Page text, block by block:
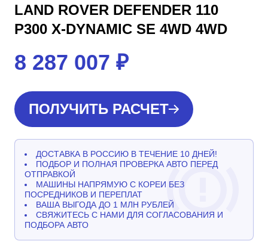
LAND ROVER DEFENDER 110
P300 X-DYNAMIC SE 4WD 4WD
8 287 007 ₽
ПОЛУЧИТЬ РАСЧЕТ
ДОСТАВКА В РОССИЮ В ТЕЧЕНИЕ 10 ДНЕЙ!
ПОДБОР И ПОЛНАЯ ПРОВЕРКА АВТО ПЕРЕД
ОТПРАВКОЙ
МАШИНЫ НАПРЯМУЮ С КОРЕИ БЕЗ
ПОСРЕДНИКОВ И ПЕРЕПЛАТ
ВАША ВЫГОДА ДО 1 МЛН РУБЛЕЙ
СВЯЖИТЕСЬ С НАМИ ДЛЯ СОГЛАСОВАНИЯ И
ПОДБОРА АВТО